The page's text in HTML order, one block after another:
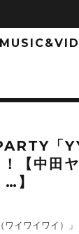
「
【中田ヤ
】
ワイワイワイ）